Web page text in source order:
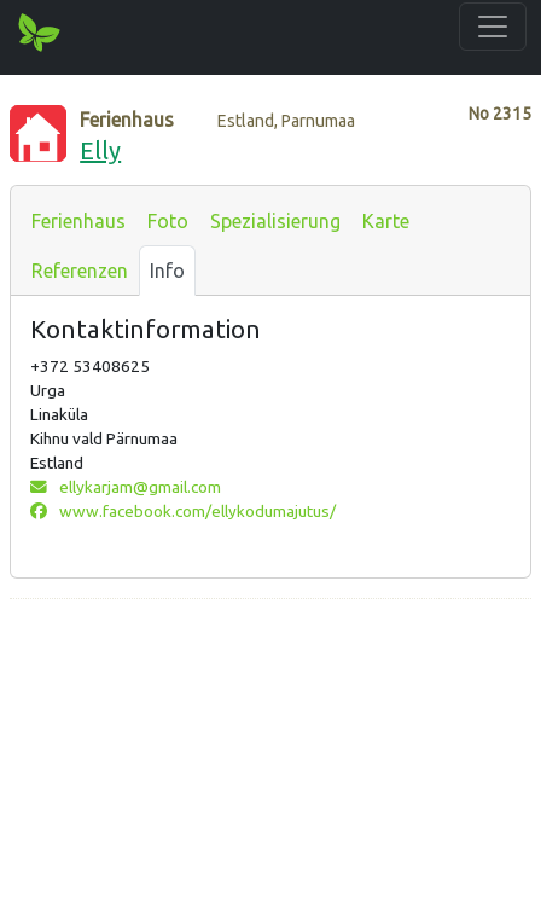
No 2315
Ferienhaus Estland, Parnumaa
Elly
Ferienhaus Foto Spezialisierung Karte
Referenzen Info
Kontaktinformation
+372 53408625
Urga
Linaküla
Kihnu vald Pärnumaa
Estland
ellykarjam@gmail.com
www.facebook.com/ellykodumajutus/